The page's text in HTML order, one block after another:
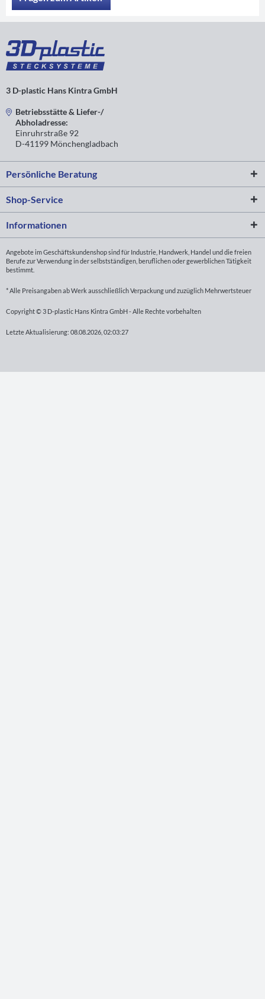
3 D-plastic Hans Kintra GmbH
Betriebsstätte & Liefer-/
Abholadresse:
Einruhrstraße 92
D-41199 Mönchengladbach
Persönliche Beratung
Shop-Service
Informationen
Angebote im Geschäftskundenshop sind für Industrie, Handwerk, Handel und die freien
Berufe zur Verwendung in der selbstständigen, beruflichen oder gewerblichen Tätigkeit
bestimmt.
* Alle Preisangaben ab Werk ausschließlich Verpackung und zuzüglich Mehrwertsteuer
Copyright © 3 D-plastic Hans Kintra GmbH - Alle Rechte vorbehalten
Letzte Aktualisierung: 08.08.2026, 02:03:27